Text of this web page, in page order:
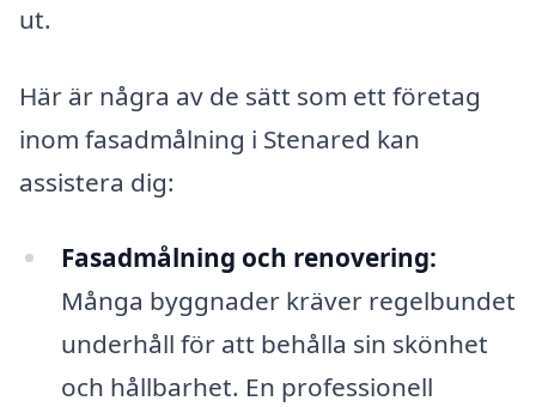
ut.
Här är några av de sätt som ett företag
inom fasadmålning i Stenared kan
assistera dig:
Fasadmålning och renovering:
Många byggnader kräver regelbundet
underhåll för att behålla sin skönhet
och hållbarhet. En professionell